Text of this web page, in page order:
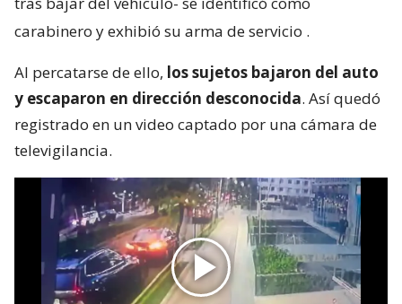
carabinero y exhibió su arma de servicio .
Al percatarse de ello, los sujetos bajaron del auto
y escaparon en dirección desconocida. Así quedó
registrado en un video captado por una cámara de
televigilancia.